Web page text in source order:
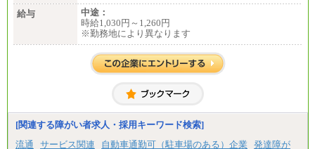
給与
中途：
時給1,030円～1,260円
※勤務地により異なります
[関連する障がい者求人・採用キーワード検索]
流通
サービス関連 自動車通勤可（駐車場のある）企業
発達障が